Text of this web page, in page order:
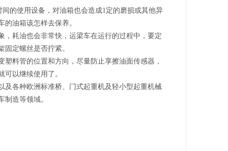
使用设备，对油箱也会造成1定的磨损或其他异
油箱该怎样去保养。
耗油也会非常快，运梁车在运行的过程中，要定
定螺丝是否拧紧。
料管的位置和方向，尽量防止享擦油面传感器，
以继续使用了。
各种欧洲标准桥、门式起重机及轻小型起重机械
制造等领域。